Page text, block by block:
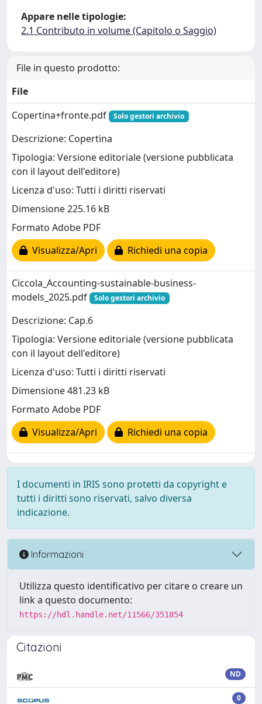
Appare nelle tipologie:
2.1 Contributo in volume (Capitolo o Saggio)
File in questo prodotto:
File
Copertina+fronte.pdf
Solo gestori archivio
Descrizione: Copertina
Tipologia: Versione editoriale (versione pubblicata
con il layout dell'editore)
Licenza d'uso: Tutti i diritti riservati
Dimensione 225.16 kB
Formato Adobe PDF
Visualizza/Apri
Richiedi una copia
Ciccola_Accounting-sustainable-business-
models_2025.pdf
Solo gestori archivio
Descrizione: Cap.6
Tipologia: Versione editoriale (versione pubblicata
con il layout dell'editore)
Licenza d'uso: Tutti i diritti riservati
Dimensione 481.23 kB
Formato Adobe PDF
Visualizza/Apri
Richiedi una copia
I documenti in IRIS sono protetti da copyright e
tutti i diritti sono riservati, salvo diversa
indicazione.
Informazioni
Utilizza questo identificativo per citare o creare un
link a questo documento:
https://hdl.handle.net/11566/351854
Citazioni
ND
0